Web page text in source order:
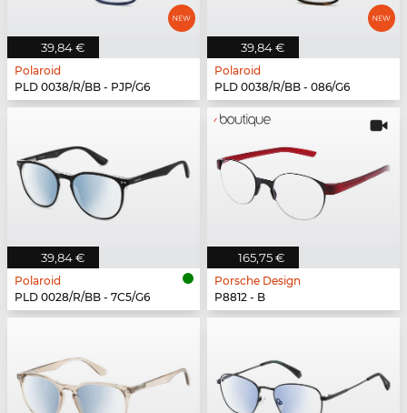
39,84 €
Polaroid
PLD 0038/R/BB - PJP/G6
39,84 €
Polaroid
PLD 0038/R/BB - 086/G6
39,84 €
Polaroid
PLD 0028/R/BB - 7C5/G6
165,75 €
Porsche Design
P8812 - B